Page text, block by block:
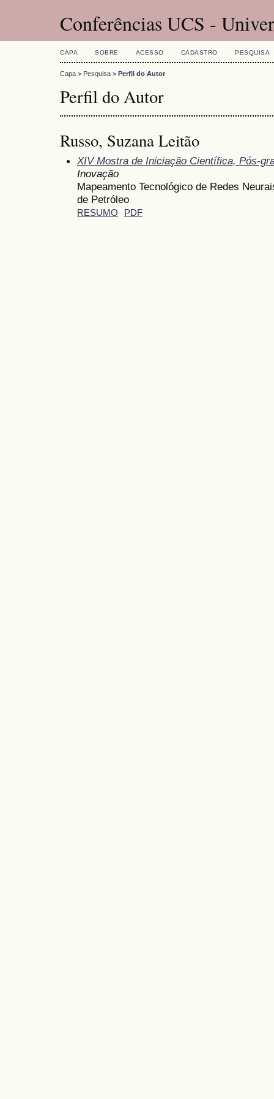
Conferências UCS -
CAPA SOBRE ACESSO CADASTRO PESQUISA
Capa > Pesquisa > Perfil do Autor
Perfil do Autor
Russo, Suzana Leitão
XIV Mostra de Iniciação Científica, Pós-
Inovação
Mapeamento Tecnológico de Redes
de Petróleo
RESUMO PDF